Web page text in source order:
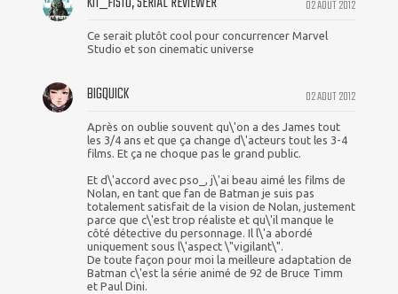
02 AOUT 2012
Ce serait plutôt cool pour concurrencer Marvel
Studio et son cinematic universe
02 AOUT 2012
BIGQUICK
Après on oublie souvent qu\'on a des James tout
les 3/4 ans et que ça change d\'acteurs tout les 3-4
films. Et ça ne choque pas le grand public.
Et d\'accord avec pso_, j\'ai beau aimé les films de
Nolan, en tant que fan de Batman je suis pas
totalement satisfait de la vision de Nolan, justement
parce que c\'est trop réaliste et qu\'il manque le
côté détective du personnage. Il l\'a abordé
uniquement sous l\'aspect \"vigilant\".
De toute façon pour moi la meilleure adaptation de
Batman c\'est la série animé de 92 de Bruce Timm
et Paul Dini.